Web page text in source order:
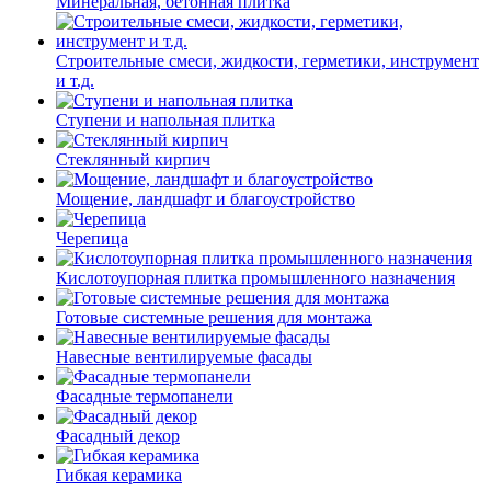
Строительные смеси, жидкости, герметики, инструмент
и т.д.
Ступени и напольная плитка
Cтеклянный кирпич
Мощение, ландшафт и благоустройство
Черепица
Кислотоупорная плитка промышленного назначения
Готовые системные решения для монтажа
Навесные вентилируемые фасады
Фасадные термопанели
Фасадный декор
Гибкая керамика